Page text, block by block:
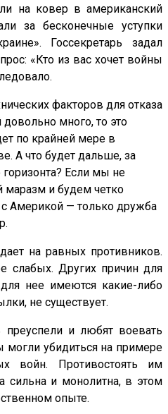
на ковер в американский
за бесконечные уступки
Госсекретарь задал
«Кто из вас хочет войны
факторов для отказа
много, то это
по крайней мере в
А что будет дальше, за
Если мы не
маразм и будем четко
Америкой — только дружба
на равных противников.
слабых. Других причин для
нее имеются какие-либо
не существует.
и любят воевать
убидиться на примере
войн. Противостоять им
сильна и монолитна, в этом
опыте.